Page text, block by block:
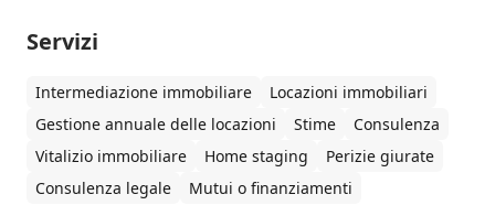
Servizi
Intermediazione immobiliare
Locazioni immobiliari
Gestione annuale delle locazioni
Stime
Consulenza
Vitalizio immobiliare
Home staging
Perizie giurate
Consulenza legale
Mutui o finanziamenti